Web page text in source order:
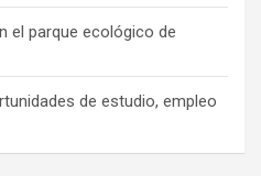
el parque ecológico de
de estudio, empleo